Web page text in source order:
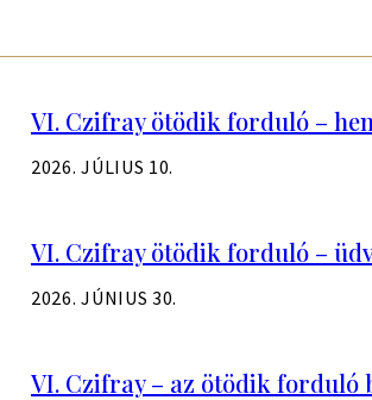
VI. Czifray ötödik forduló –
2026. JÚLIUS 10.
VI. Czifray ötödik forduló –
2026. JÚNIUS 30.
VI. Czifray – az ötödik forduló